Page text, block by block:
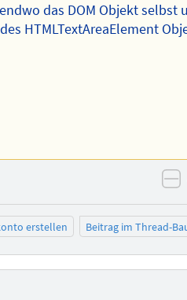
das DOM Objekt selbst
HTMLTextAreaElement
erstellen Beitrag im Thread-